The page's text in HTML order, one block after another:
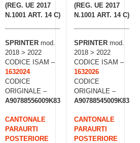
(REG. UE 2017
N.1001 ART. 14 C)
SPRINTER mod.
2018 > 2022
CODICE ISAM –
1632024
CODICE
ORIGINALE –
A90788556009K83
CANTONALE
PARAURTI
POSTERIORE
(REG. UE 2017
N.1001 ART. 14 C)
SPRINTER mod.
2018 > 2022
CODICE ISAM –
1632026
CODICE
ORIGINALE –
A90788545009K83
CANTONALE
PARAURTI
POSTERIORE